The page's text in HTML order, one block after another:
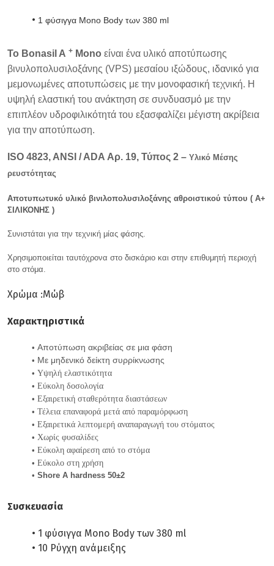
1 φύσιγγα Mono Body των 380 ml
Το Bonasil A + Mono είναι ένα υλικό αποτύπωσης
βινυλοπολυσιλοξάνης (VPS) μεσαίου ιξώδους, ιδανικό για
μεμονωμένες αποτυπώσεις με την μονοφασική τεχνική. Η
υψηλή ελαστική του ανάκτηση σε συνδυασμό με την
επιπλέον υδροφιλικότητά του εξασφαλίζει μέγιστη ακρίβεια
για την αποτύπωση.
ISO 4823, ANSI / ADA Αρ. 19, Τύπος 2 – Υλικό Μέσης
ρευστότητας
Αποτυπωτυκό υλικό βινιλοπολυσιλοξάνης αθροιστικού τύπου ( Α+
ΣΙΛΙΚΟΝΗΣ )
Συνιστάται για την τεχνική μίας φάσης.
Χρησιμοποιείται ταυτόχρονα στο δισκάριο και στην επιθυμητή περιοχή
στο στόμα.
Χρώμα :Μώβ
Χαρακτηριστικά
Αποτύπωση ακριβείας σε μια φάση
Με μηδενικό δείκτη συρρίκνωσης
Υψηλή ελαστικότητα
Εύκολη δοσολογία
Εξαιρετική σταθερότητα διαστάσεων
Τέλεια επαναφορά μετά από παραμόρφωση
Εξαιρετικά λεπτομερή αναπαραγωγή του στόματος
Χωρίς φυσαλίδες
Εύκολη αφαίρεση από το στόμα
Εύκολο στη χρήση
Shore A hardness 50±2
Συσκευασία
1 φύσιγγα Mono Body των 380 ml
10 Ρύγχη ανάμειξης